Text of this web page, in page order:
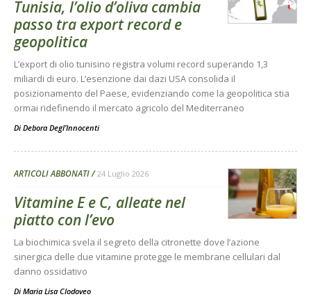
Tunisia, l’olio d’oliva cambia
passo tra export record e
geopolitica
L’export di olio tunisino registra volumi record superando 1,3
miliardi di euro. L’esenzione dai dazi USA consolida il
posizionamento del Paese, evidenziando come la geopolitica stia
ormai ridefinendo il mercato agricolo del Mediterraneo
Di Debora Degl’Innocenti
ARTICOLI ABBONATI 24 Luglio 2026
Vitamine E e C, alleate nel
piatto con l’evo
La biochimica svela il segreto della citronette dove l’azione
sinergica delle due vitamine protegge le membrane cellulari dal
danno ossidativo
Di Maria Lisa Clodoveo